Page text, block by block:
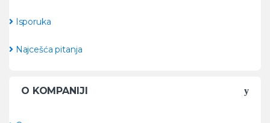
Isporuka
Najcešća pitanja
O KOMPANIJI